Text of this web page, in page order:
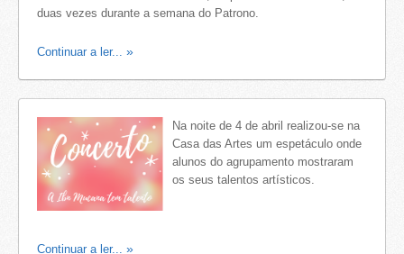
duas vezes durante a semana do Patrono.
Continuar a ler...
Na noite de 4 de abril realizou-se na
Casa das Artes um espetáculo onde
alunos do agrupamento mostraram
os seus talentos artísticos.
Continuar a ler...